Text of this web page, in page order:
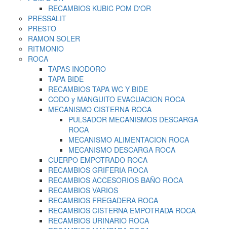
RECAMBIOS KUBIC POM D'OR
PRESSALIT
PRESTO
RAMON SOLER
RITMONIO
ROCA
TAPAS INODORO
TAPA BIDE
RECAMBIOS TAPA WC Y BIDE
CODO y MANGUITO EVACUACION ROCA
MECANISMO CISTERNA ROCA
PULSADOR MECANISMOS DESCARGA
ROCA
MECANISMO ALIMENTACION ROCA
MECANISMO DESCARGA ROCA
CUERPO EMPOTRADO ROCA
RECAMBIOS GRIFERIA ROCA
RECAMBIOS ACCESORIOS BAÑO ROCA
RECAMBIOS VARIOS
RECAMBIOS FREGADERA ROCA
RECAMBIOS CISTERNA EMPOTRADA ROCA
RECAMBIOS URINARIO ROCA